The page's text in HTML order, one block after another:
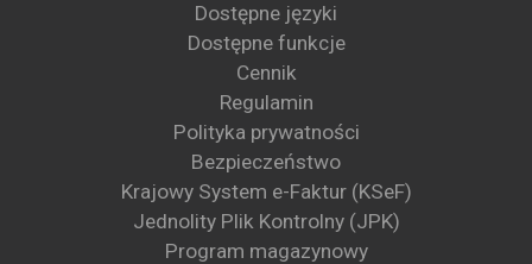
Dostępne języki
Dostępne funkcje
Cennik
Regulamin
Polityka prywatności
Bezpieczeństwo
Krajowy System e-Faktur (KSeF)
Jednolity Plik Kontrolny (JPK)
Program magazynowy